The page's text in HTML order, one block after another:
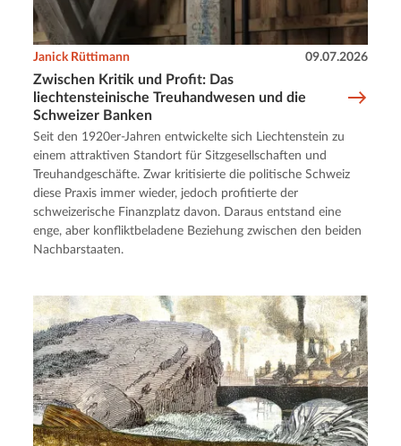
Zwischen Kritik und Profit: Das
liechtensteinische Treuhandwesen und die
Schweizer Banken
Janick Rüttimann 09.07.2026
Seit den 1920er-Jahren entwickelte sich Liechtenstein zu
einem attraktiven Standort für Sitzgesellschaften und
Treuhandgeschäfte. Zwar kritisierte die politische Schweiz
diese Praxis immer wieder, jedoch profitierte der
schweizerische Finanzplatz davon. Daraus entstand eine
enge, aber konfliktbeladene Beziehung zwischen den beiden
Nachbarstaaten.